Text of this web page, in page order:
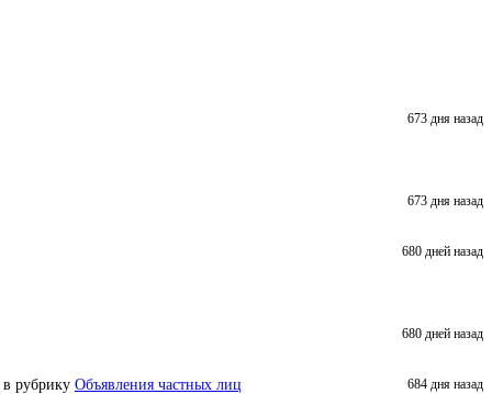
673 дня назад
673 дня назад
680 дней назад
680 дней назад
684 дня назад
в рубрику Объявления частных лиц